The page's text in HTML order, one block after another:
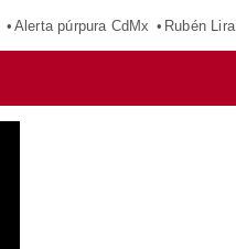
Alerta púrpura CdMx Rubén Lira